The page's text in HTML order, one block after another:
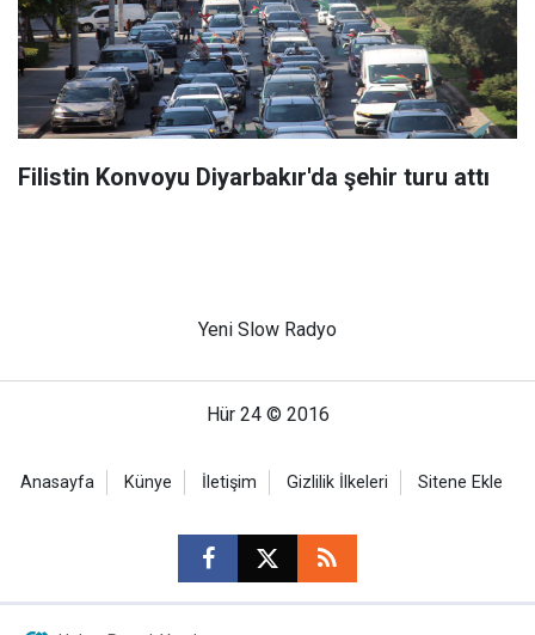
Filistin Konvoyu Diyarbakır'da şehir turu attı
Yeni Slow Radyo
Hür 24 © 2016
Anasayfa Künye İletişim Gizlilik İlkeleri Sitene Ekle